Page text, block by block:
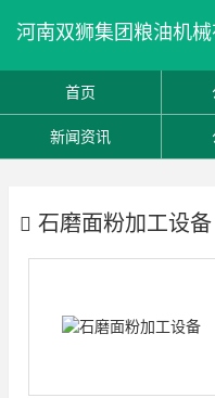
河南双狮集团粮油机械
首页
新闻资讯
石磨面粉加工设备